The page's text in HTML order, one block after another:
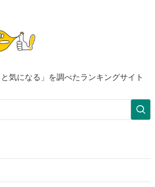
気になる」を調べたランキングサイト